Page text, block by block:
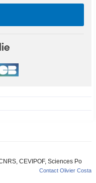
CEVIPOF, Sciences Po
Contact Olivier Costa